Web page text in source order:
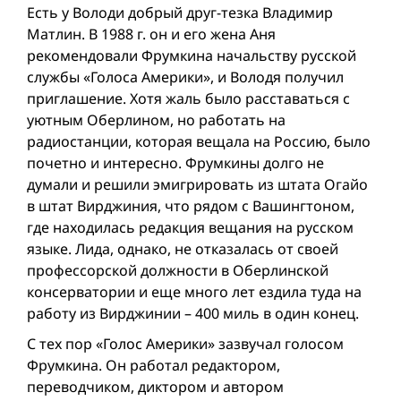
Есть у Володи добрый друг-тезка Владимир
Матлин. В 1988 г. он и его жена Аня
рекомендовали Фрумкина начальству русской
службы «Голоса Америки», и Володя получил
приглашение. Хотя жаль было расставаться с
уютным Оберлином, но работать на
радиостанции, которая вещала на Россию, было
почетно и интересно. Фрумкины долго не
думали и решили эмигрировать из штата Огайо
в штат Вирджиния, что рядом с Вашингтоном,
где находилась редакция вещания на русском
языке. Лида, однако, не отказалась от своей
профессорской должности в Оберлинской
консерватории и еще много лет ездила туда на
работу из Вирджинии – 400 миль в один конец.
С тех пор «Голос Америки» зазвучал голосом
Фрумкина. Он работал редактором,
переводчиком, диктором и автором